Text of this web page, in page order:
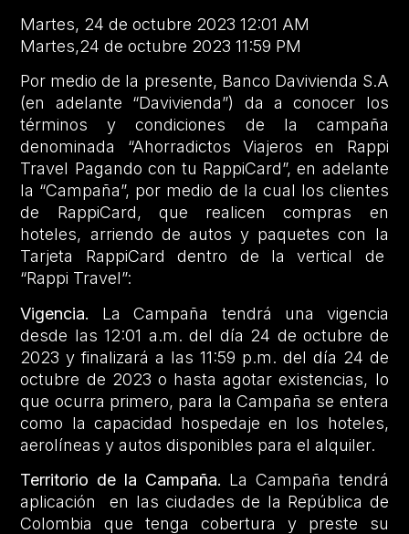
Martes, 24 de octubre 2023 12:01 AM
Martes,24 de octubre 2023 11:59 PM
Por medio de la presente, Banco Davivienda S.A
(en adelante “Davivienda”) da a conocer los
términos y condiciones de la campaña
denominada “Ahorradictos Viajeros en Rappi
Travel Pagando con tu RappiCard”, en adelante
la “Campaña”, por medio de la cual los clientes
de RappiCard, que realicen compras en
hoteles, arriendo de autos y paquetes con la
Tarjeta RappiCard dentro de la vertical de
“Rappi Travel”:
Vigencia.
La Campaña tendrá una vigencia
desde las 12:01 a.m. del día 24 de octubre de
2023 y finalizará a las 11:59 p.m. del día 24 de
octubre de 2023 o hasta agotar existencias, lo
que ocurra primero, para la Campaña se entera
como la capacidad hospedaje en los hoteles,
aerolíneas y autos disponibles para el alquiler.
Territorio de la Campaña. La Campaña tendrá
aplicación en las ciudades de la República de
Colombia que tenga cobertura y preste su